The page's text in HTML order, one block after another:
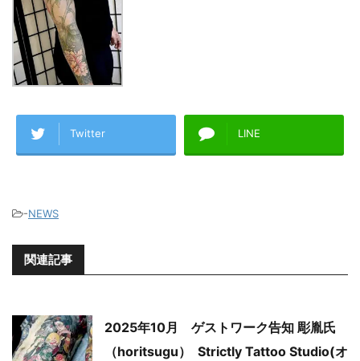
Twitter LINE
-NEWS
関連記事
2025年10月 ゲストワーク告知 彫胤氏
（horitsugu） Strictly Tattoo Studio(オ